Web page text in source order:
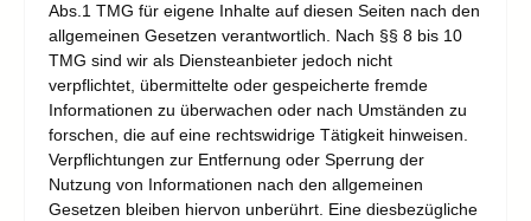
Abs.1 TMG für eigene Inhalte auf diesen Seiten nach den
allgemeinen Gesetzen verantwortlich. Nach §§ 8 bis 10
TMG sind wir als Diensteanbieter jedoch nicht
verpflichtet, übermittelte oder gespeicherte fremde
Informationen zu überwachen oder nach Umständen zu
forschen, die auf eine rechtswidrige Tätigkeit hinweisen.
Verpflichtungen zur Entfernung oder Sperrung der
Nutzung von Informationen nach den allgemeinen
Gesetzen bleiben hiervon unberührt. Eine diesbezügliche